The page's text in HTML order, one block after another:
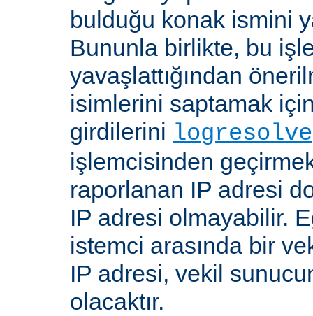
bulduğu konak ismini
Bununla birlikte, bu
yavaşlattığından
isimlerini saptamak
girdilerini logresolve
işlemcisinden
raporlanan IP adresi
IP adresi olmayabilir.
istemci arasında bir
IP adresi, vekil
olacaktır.